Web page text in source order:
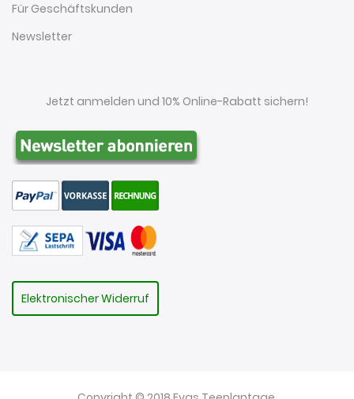
Für Geschäftskunden
Newsletter
Jetzt anmelden und 10% Online-Rabatt sichern!
Elektronischer Widerruf